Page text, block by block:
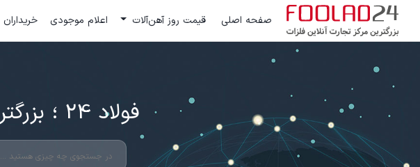
صفحه اصلی قیمت روز آهن‌آلات اعلام موجودی خریداران
فولاد 24 ؛ بزرگترین مرکز تجارت آنلاین فلزات